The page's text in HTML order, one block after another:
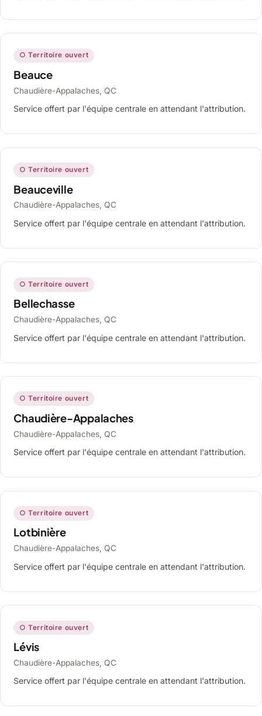
○ Territoire ouvert
Beauce
Chaudière-Appalaches, QC
Service offert par l'équipe centrale en attendant l'attribution.
○ Territoire ouvert
Beauceville
Chaudière-Appalaches, QC
Service offert par l'équipe centrale en attendant l'attribution.
○ Territoire ouvert
Bellechasse
Chaudière-Appalaches, QC
Service offert par l'équipe centrale en attendant l'attribution.
○ Territoire ouvert
Chaudière-Appalaches
Chaudière-Appalaches, QC
Service offert par l'équipe centrale en attendant l'attribution.
○ Territoire ouvert
Lotbinière
Chaudière-Appalaches, QC
Service offert par l'équipe centrale en attendant l'attribution.
○ Territoire ouvert
Lévis
Chaudière-Appalaches, QC
Service offert par l'équipe centrale en attendant l'attribution.